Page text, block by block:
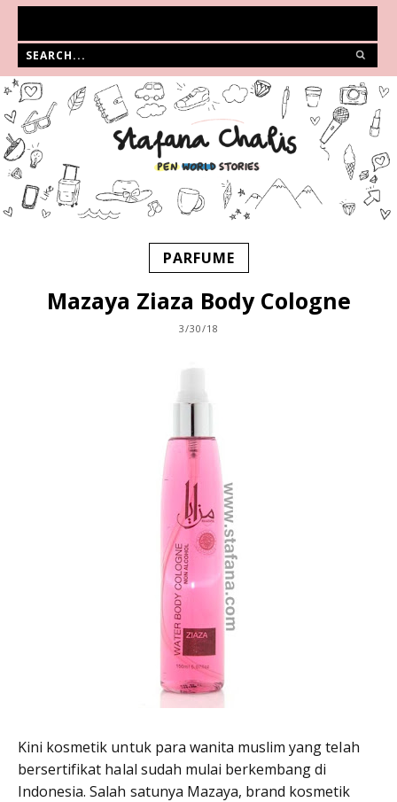
PARFUME
Mazaya Ziaza Body Cologne
3/30/18
Kini kosmetik untuk para wanita muslim yang telah
bersertifikat halal sudah mulai berkembang di
Indonesia. Salah satunya Mazaya, brand kosmetik